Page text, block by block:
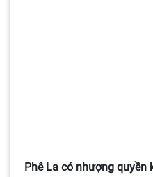
Phê La có nhượng quyền